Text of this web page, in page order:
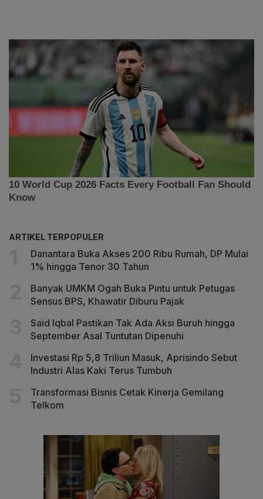
ARTIKEL TERPOPULER
Danantara Buka Akses 200 Ribu Rumah, DP Mulai
1% hingga Tenor 30 Tahun
Banyak UMKM Ogah Buka Pintu untuk Petugas
Sensus BPS, Khawatir Diburu Pajak
Said Iqbal Pastikan Tak Ada Aksi Buruh hingga
September Asal Tuntutan Dipenuhi
Investasi Rp 5,8 Triliun Masuk, Aprisindo Sebut
Industri Alas Kaki Terus Tumbuh
Transformasi Bisnis Cetak Kinerja Gemilang
Telkom